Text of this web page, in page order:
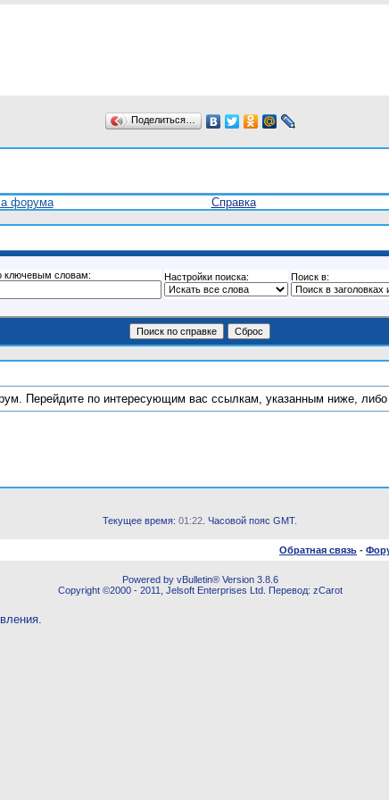
Поделиться…
форума Справка
ключевым словам: Настройки поиска: Поиск в:
Перейдите по интересующим вас ссылкам, указанным ниже,
Текущее время: 01:22 . Часовой пояс GMT.
Обратная связь -
Powered by vBulletin® Version 3.8.6
Copyright ©2000 - 2011, Jelsoft Enterprises Ltd. Перевод: zCarot